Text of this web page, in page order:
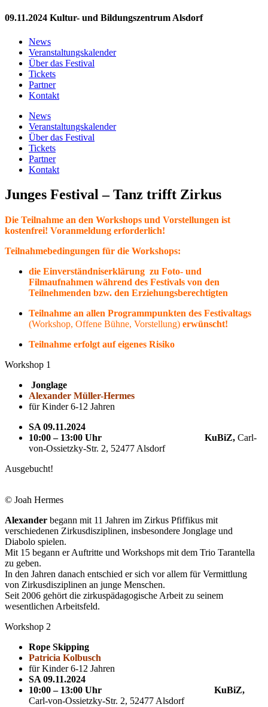
09.11.2024 Kultur- und Bildungszentrum Alsdorf
News
Veranstaltungskalender
Über das Festival
Tickets
Partner
Kontakt
News
Veranstaltungskalender
Über das Festival
Tickets
Partner
Kontakt
Junges Festival – Tanz trifft Zirkus
Die Teilnahme an den Workshops und Vorstellungen ist
kostenfrei! Voranmeldung erforderlich!
Teilnahmebedingungen für die Workshops:
die Einverständniserklärung zu Foto- und
Filmaufnahmen während des Festivals von den
Teilnehmenden bzw. den Erziehungsberechtigten
Teilnahme an allen Programmpunkten des Festivaltags
(Workshop, Offene Bühne, Vorstellung) erwünscht!
Teilnahme erfolgt auf eigenes Risiko
Workshop 1
Jonglage
Alexander Müller-Hermes
für Kinder 6-12 Jahren
SA 09.11.2024
10:00 – 13:00 Uhr KuBiZ, Carl-
von-Ossietzky-Str. 2, 52477 Alsdorf
Ausgebucht!
© Joah Hermes
Alexander begann mit 11 Jahren im Zirkus Pfiffikus mit
verschiedenen Zirkusdisziplinen, insbesondere Jonglage und
Diabolo spielen.
Mit 15 begann er Auftritte und Workshops mit dem Trio Tarantella
zu geben.
In den Jahren danach entschied er sich vor allem für Vermittlung
von Zirkusdisziplinen an junge Menschen.
Seit 2006 gehört die zirkuspädagogische Arbeit zu seinem
wesentlichen Arbeitsfeld.
Workshop 2
Rope Skipping
Patricia Kolbusch
für Kinder 6-12 Jahren
SA 09.11.2024
10:00 – 13:00 Uhr
KuBiZ,
Carl-von-Ossietzky-Str. 2, 52477 Alsdorf